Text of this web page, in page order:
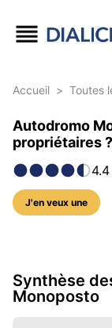
Accueil > Toutes
Autodromo
propriétaires ?
4.4
J'en veux une
10 photos
Synthèse
Monoposto